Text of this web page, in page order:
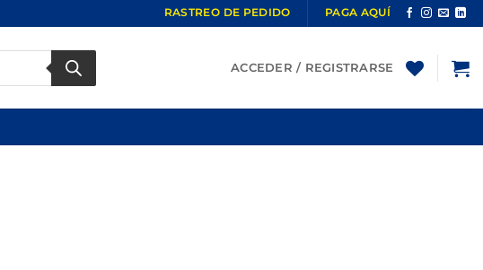
RASTREO DE PEDIDO PAGA AQUÍ
ACCEDER / REGISTRARSE